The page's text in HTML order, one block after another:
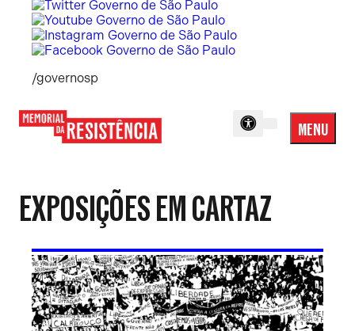
/governosp
MENU
Menu
EXPOSIÇÕES EM CARTAZ